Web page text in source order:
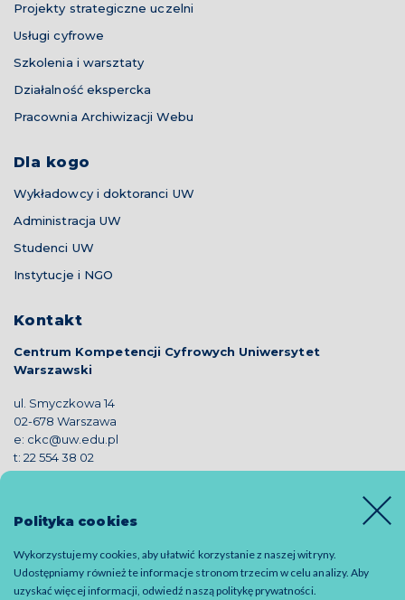
Projekty strategiczne uczelni
Usługi cyfrowe
Szkolenia i warsztaty
Działalność ekspercka
Pracownia Archiwizacji Webu
Dla kogo
Wykładowcy i doktoranci UW
Administracja UW
Studenci UW
Instytucje i NGO
Kontakt
Centrum Kompetencji Cyfrowych Uniwersytet
Warszawski
ul. Smyczkowa 14
02-678 Warszawa
e: ckc@uw.edu.pl
t:22 554 38 02
© 2019 CKC - all rights reserved
Polityka prywatności
Polityka cookies
Wykorzystujemy cookies, aby ułatwić korzystanie z naszej witryny.
Udostępniamy również te informacje stronom trzecim w celu analizy. Aby
uzyskać więcej informacji, odwiedź nasząpolitykę prywatności.